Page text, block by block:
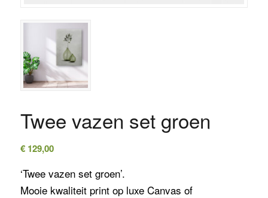
Twee vazen set groen
€129,00
‘Twee vazen set groen’.
Mooie kwaliteit print op luxe Canvas of